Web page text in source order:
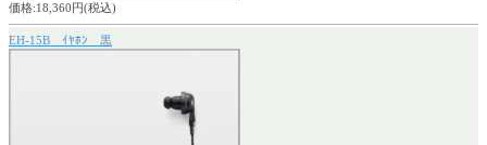
価格:18,360円(税込)
EH-15B ｲﾔﾎﾝ 黒